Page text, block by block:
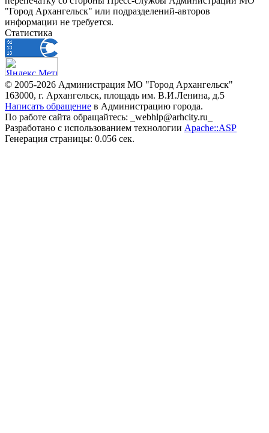
"Город Архангельск" или подразделений-авторов
информации не требуется.
Статистика
© 2005-2026 Администрация МО "Город Архангельск"
163000, г. Архангельск, площадь им. В.И.Ленина, д.5
Написать обращение в Администрацию города.
По работе сайта обращайтесь: _webhlp@arhcity.ru_
Разработано с использованием технологии Apache::ASP
Генерация страницы: 0.056 сек.